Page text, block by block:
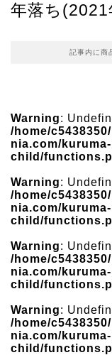
年落ち(2021
記事内に商
Warning:
/home/
nia.com/
child/
Warning:
/home/
nia.com/
child/
Warning:
/home/
nia.com/
child/
Warning:
/home/
nia.com/
child/